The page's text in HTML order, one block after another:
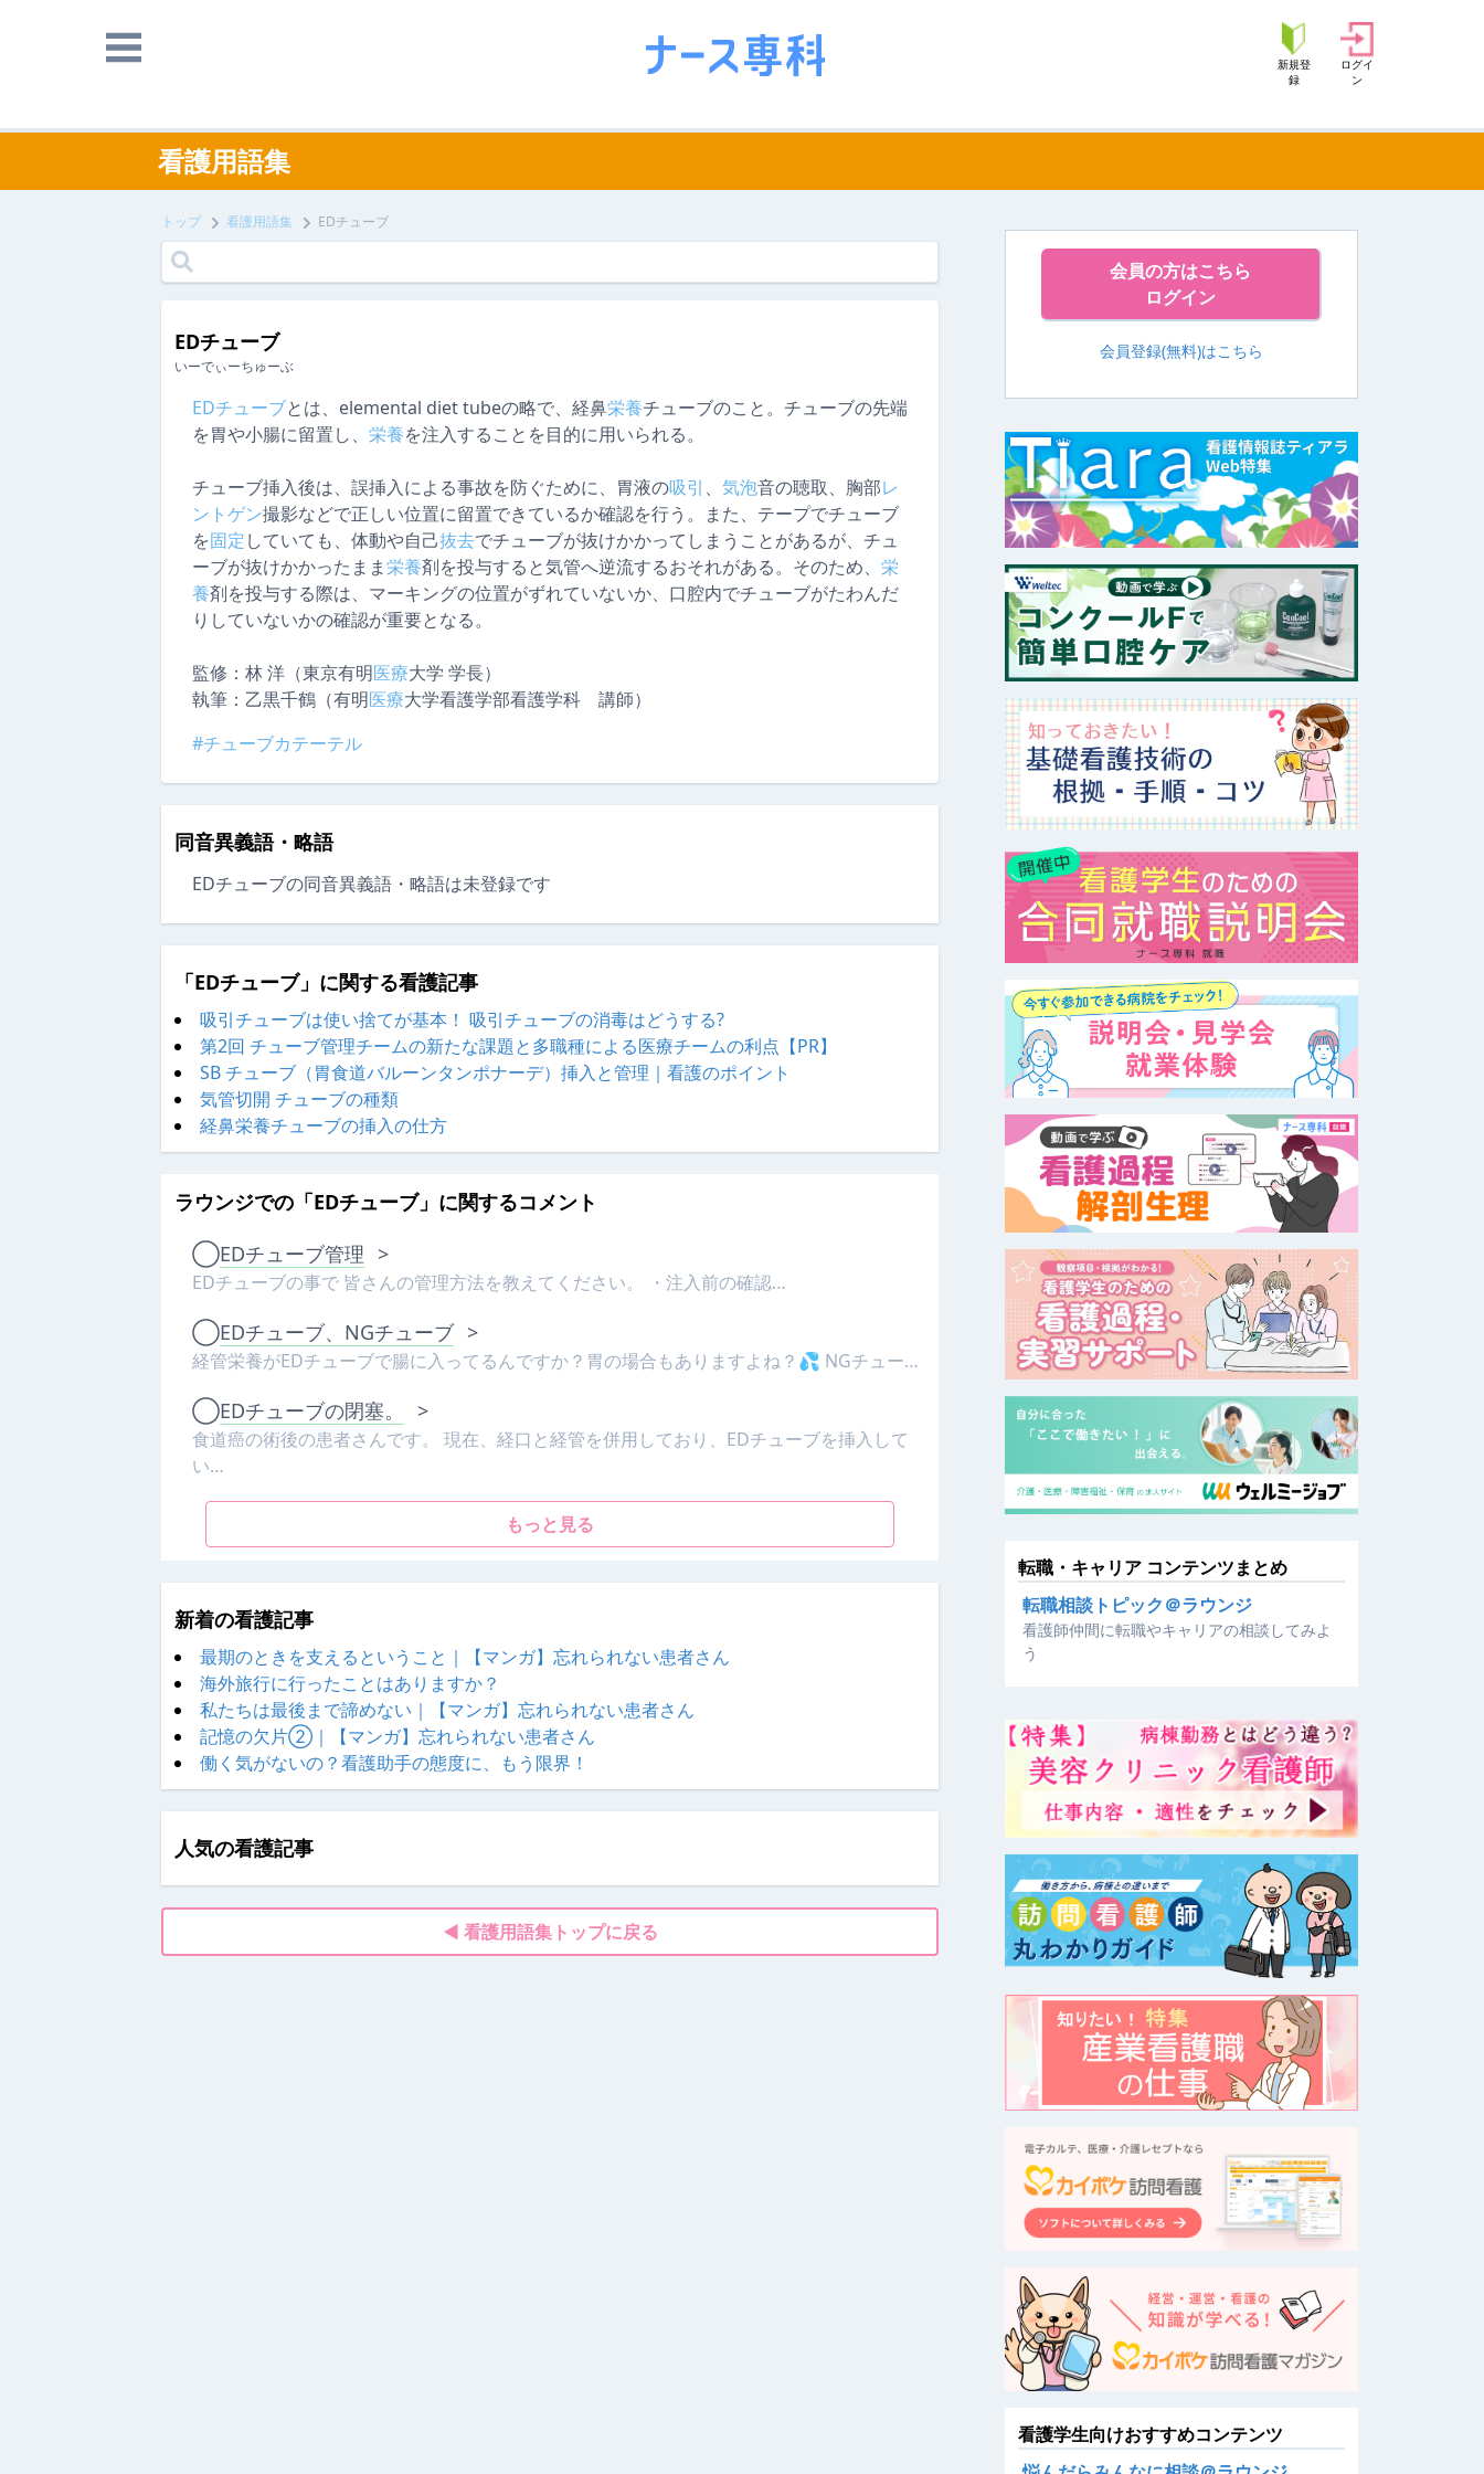
新規登
録
ログイ
ン
看護用語集
トップ 看護用語集 EDチューブ
EDチューブ
いーでぃーちゅーぶ
EDチューブとは、elemental diet tubeの略で、経鼻栄養チューブのこと。チューブの先端
を胃や小腸に留置し、 栄養を注入することを目的に用いられる。
チューブ挿入後は、誤挿入による事故を防ぐために、胃液の吸引 、 気泡音の聴取、胸部レ
ントゲン撮影などで正しい位置に留置できているか確認を行う。また、テープでチューブ
を固定していても、体動や自己抜去でチューブが抜けかかってしまうことがあるが、チュ
ーブが抜けかかったまま栄養剤を投与すると気管へ逆流するおそれがある。そのため、 栄
養剤を投与する際は、マーキングの位置がずれていないか、口腔内でチューブがたわんだ
りしていないかの確認が重要となる。
監修： 林 洋（東京有明医療大学 学長）
執筆： 乙黒千鶴（有明医療大学看護学部看護学科 講師）
#チューブカテーテル
同音異義語・略語
EDチューブの同音異義語・略語は未登録です
「EDチューブ」に関する看護記事
吸引チューブは使い捨てが基本！ 吸引チューブの消毒はどうする?
第2回 チューブ管理チームの新たな課題と多職種による医療チームの利点【PR】
SB チューブ（胃食道バルーンタンポナーデ）挿入と管理｜看護のポイント
気管切開 チューブの種類
経鼻栄養チューブの挿入の仕方
ラウンジでの「EDチューブ」に関するコメント
◯EDチューブ管理 >
EDチューブの事で 皆さんの管理方法を教えてください。 ・注入前の確認…
◯EDチューブ、NGチューブ >
経管栄養がEDチューブで腸に入ってるんですか？胃の場合もありますよね？💦 NGチュー…
◯EDチューブの閉塞。 >
食道癌の術後の患者さんです。 現在、経口と経管を併用しており、EDチューブを挿入して
い…
もっと見る
新着の看護記事
最期のときを支えるということ｜【マンガ】忘れられない患者さん
海外旅行に行ったことはありますか？
私たちは最後まで諦めない｜【マンガ】忘れられない患者さん
記憶の欠片②｜【マンガ】忘れられない患者さん
働く気がないの？看護助手の態度に、もう限界！
人気の看護記事
◀ 看護用語集トップに戻る
会員の方はこちら
ログイン
会員登録(無料)はこちら
転職・キャリア コンテンツまとめ
転職相談トピック＠ラウンジ
看護師仲間に転職やキャリアの相談してみよ
う
看護学生向けおすすめコンテンツ